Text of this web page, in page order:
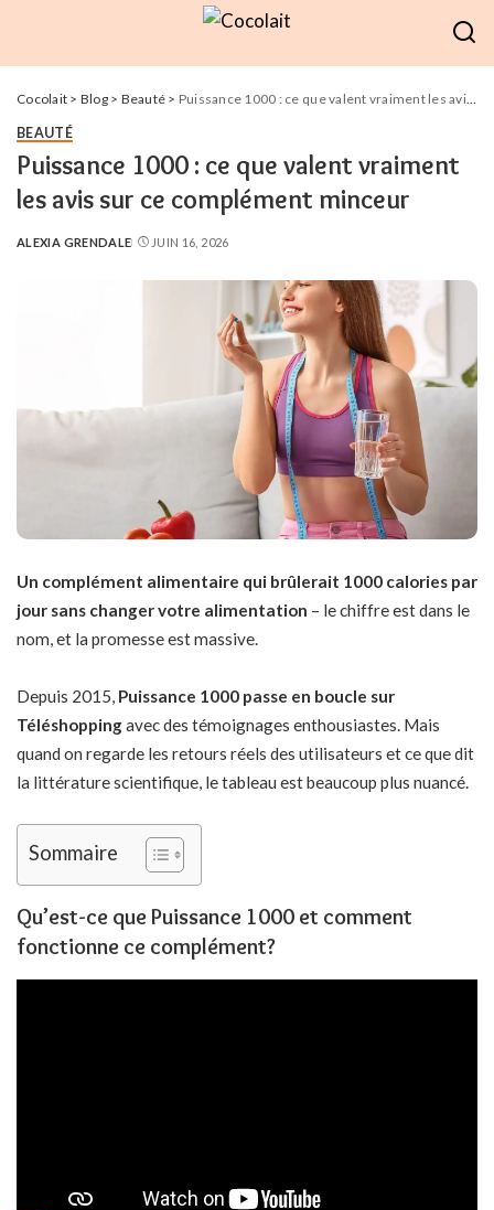
Cocolait > Blog> Beauté > Puissance 1000 : ce que valent vraiment les avis sur ce complément minceur
BEAUTÉ
Puissance 1000 : ce que valent vraiment
les avis sur ce complément minceur
POSTED
ALEXIA GRENDALE JUIN 16, 2026
Un complément alimentaire qui brûlerait 1000 calories par
jour sans changer votre alimentation – le chiffre est dans le
nom, et la promesse est massive.
Depuis 2015, Puissance 1000 passe en boucle sur
Téléshoppingavec des témoignages enthousiastes. Mais
quand on regarde les retours réels des utilisateurs et ce que dit
la littérature scientifique, le tableau est beaucoup plus nuancé.
Sommaire
Qu’est-ce que Puissance 1000 et comment
fonctionne ce complément?